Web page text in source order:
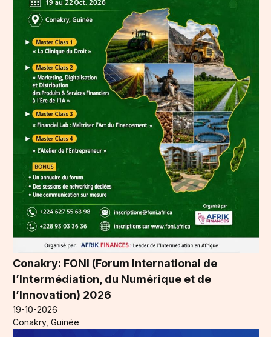
Conakry: FONI (Forum International de
l’Intermédiation, du Numérique et de
l’Innovation) 2026
19-10-2026
Conakry, Guinée